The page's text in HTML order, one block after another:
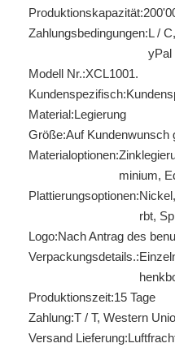
Produktionskapazität:
Zahlungsbedingungen:L /
yPal
Modell Nr.:XCL1001.
Kundenspezifisch:
Material:Legierung
Größe:Auf Kundenwunsch
Materialoptionen:
minium,
Plattierungsoptionen:
rbt,
Logo:Nach Antrag des
Verpackungsdetails.:
Produktionszeit:15 Tage
Zahlung:T / T, Western
Versand Lieferung: